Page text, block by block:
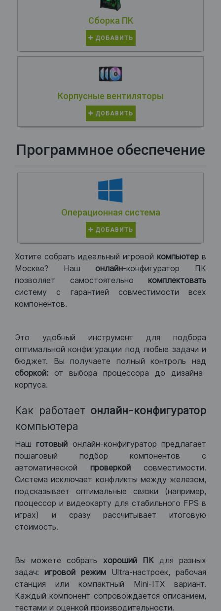
Сборка ПК
ДОБАВИТЬ
Корпусные вентиляторы
ДОБАВИТЬ
Программное обеспечение
Операционная система
ДОБАВИТЬ
Хотите собрать идеальный игровой компьютер в
Москве? Нашонлайн-конфигуратор ПК
позволяет самостоятельно комплектовать
систему с гарантией совместимости всех
компонентов.
Это удобный инструмент для подбора
оптимальной конфигурации под любые задачи и
бюджет. Вы получаете полный контроль над
сборкой: от выбора процессора до дизайна
корпуса.
Как работает онлайн-конфигуратор
компьютера
Нашготовый онлайн-конфигуратор предлагает
пошаговый подбор компонентов с
автоматической проверкой совместимости.
Система исключает конфликты между железом,
подсказывает оптимальные связки (например,
процессор и видеокарту для стабильного FPS в
играх) и сразу рассчитывает итоговую
стоимость.
Вы можете собрать хороший ПКдля разных
задач: игровой режим Ultra-настроек, рабочая
станция или компактный Mini-ITX вариант.
Каждый компонент сопровождается описанием,
тестами и оценкой производительности.